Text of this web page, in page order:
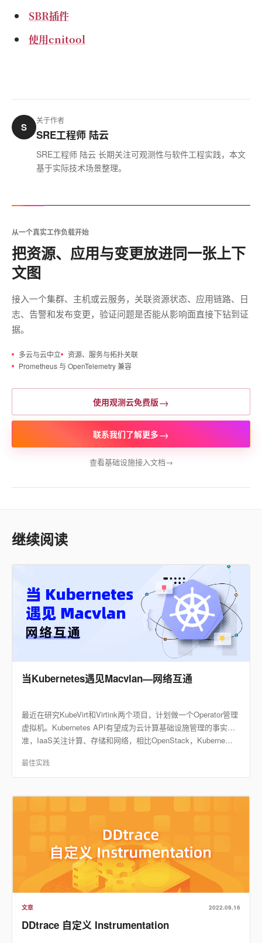
SBR插件
使用cnitool
S
关于作者
SRE工程师 陆云
SRE工程师 陆云 长期关注可观测性与软件工程实践，本文
基于实际技术场景整理。
从一个真实工作负载开始
把资源、应用与变更放进同一张上下
文图
接入一个集群、主机或云服务，关联资源状态、应用链路、日
志、告警和发布变更，验证问题是否能从影响面直接下钻到证
据。
多云与云中立
资源、服务与拓扑关联
Prometheus 与 OpenTelemetry 兼容
使用观测云免费版→
联系我们了解更多→
查看基础设施接入文档→
继续阅读
当Kubernetes遇见Macvlan—网络互通
最近在研究KubeVirt和Virtink两个项目，计划做一个Operator管理
虚拟机。Kubernetes API有望成为云计算基础设施管理的事实标
准，IaaS关注计算、存储和网络，相比OpenStack，Kuberne…
最佳实践
文章 2022.09.16
DDtrace 自定义 Instrumentation